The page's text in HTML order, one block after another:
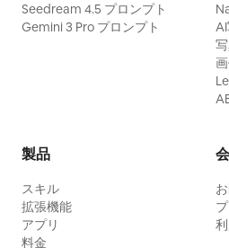
Seedream 4.5 プロンプト
Gemini 3 Pro プロンプト
製品
スキル
拡張機能
アプリ
料金